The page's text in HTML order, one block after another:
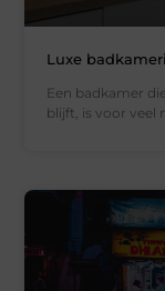
Luxe
Een badkamer
blijft, is voor veel